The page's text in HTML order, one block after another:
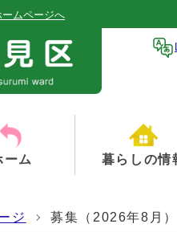
ームページへ
ーム 暮らしの情
ジ 募集（2026年8月）